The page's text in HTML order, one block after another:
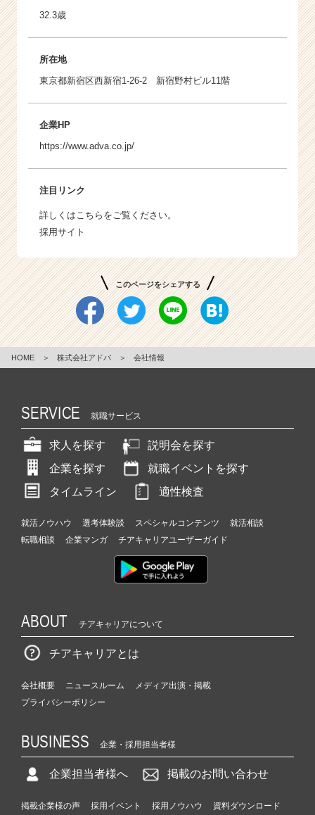
32.3歳
所在地
東京都新宿区西新宿1-26-2 新宿野村ビル11階
企業HP
https://www.adva.co.jp/
注目リンク
詳しくはこちらをご覧ください。
採用サイト
このページをシェアする
HOME ＞ 株式会社アドバ ＞ 会社情報
SERVICE 就職サービス
求人を探す
説明会を探す
企業を探す
就職イベントを探す
タイムライン
適性検査
就活ノウハウ 選考体験談 スペシャルコンテンツ
就活相談
転職相談
企業マンガ チアキャリアユーザーガイド
ABOUT チアキャリアについて
チアキャリアとは
会社概要 ニュースルーム
メディア出演・掲載
プライバシーポリシー
BUSINESS 企業・採用担当者様
企業担当者様へ 掲載のお問い合わせ
掲載企業様の声 採用イベント 採用ノウハウ 資料ダウンロード